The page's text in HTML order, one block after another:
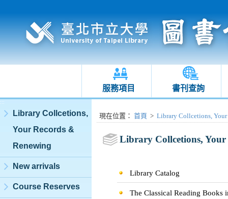
服務項目 書刊查詢
:::
Library Collcetions,
Your Records &
Renewing
New arrivals
Course Reserves
:::現在位置 ： 首頁 > Library Collcetions,
Library Collcetions, Your
Library Catalog
The Classical Reading Books